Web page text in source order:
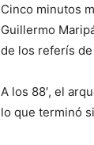
Cinco minutos
Guillermo
de los referís
A los 88′, el
lo que terminó